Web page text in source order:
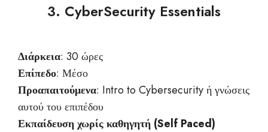
3. CyberSecurity Essentials
Διάρκεια: 30 ώρες
Επίπεδο: Μέσο
Προαπαιτούμενα: Intro to Cybersecurity ή γνώσεις
αυτού του επιπέδου
Εκπαίδευση χωρίς καθηγητή (Self Paced)